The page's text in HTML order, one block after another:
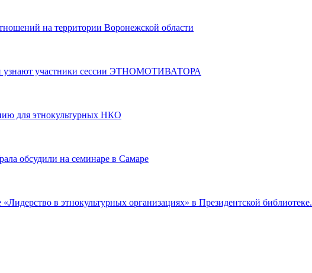
на территории Воронежской области
узнают участники сессии ЭТНОМОТИВАТОРА
для этнокультурных НКО
обсудили на семинаре в Самаре
«Лидерство в этнокультурных организациях» в Президентской библиотеке.